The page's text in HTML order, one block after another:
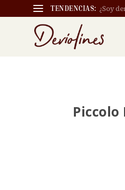
TENDENCIAS: ¿Soy
Piccolo